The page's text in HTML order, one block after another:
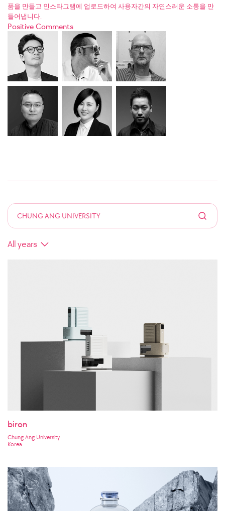
품을 만들고 인스타그램에 업로드하여 사용자간의 자연스러운 소통을 만
들어냅니다.
Positive Comments
biron
Chung Ang University
Korea